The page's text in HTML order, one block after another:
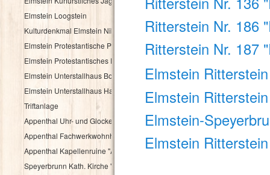
Elmstein Loogstein
Kulturdenkmal Elmstein Nibelungenheim
Elmstein Protestantische Pfarrkirche
Elmstein Protestantisches Pfarrhaus
Elmstein Unterstallhaus Bogengasse 1 und 5
Elmstein Unterstallhaus Hauptstraße 35
Triftanlage
Appenthal Uhr- und Glockentürmchen
Appenthal Fachwerkwohnhaus Talstraße 2
Appenthal Kapellenruine "Alter Turm"
Speyerbrunn Kath. Kirche "St. Wendelinus u. St. Hubertus"
Ritterstein Nr. 186
Ritterstein Nr. 187
Elmstein
Elmstein
Elmstein-
Elmstein